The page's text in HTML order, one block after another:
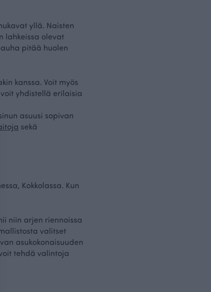
yllä. Naisten
lahkeissa olevat
pitää huolen
kanssa. Voit myös
yhdistellä erilaisia
asuusi sopivan
sekä
Kokkolassa. Kun
niin arjen riennoissa
valitset
asukokonaisuuden
tehdä valintoja